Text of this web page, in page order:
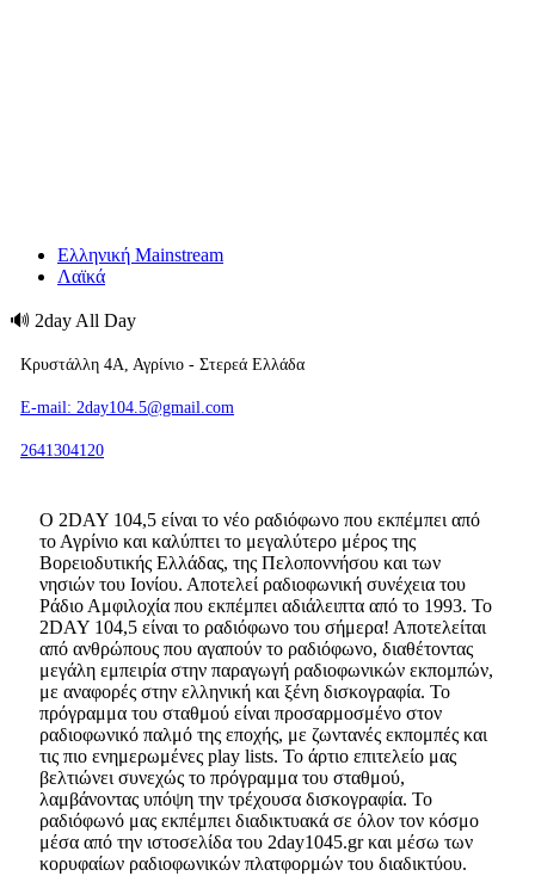
Ελληνική Mainstream
Λαϊκά
🔊 2day All Day
Κρυστάλλη 4Α, Αγρίνιο - Στερεά Ελλάδα
E-mail: 2day104.5@gmail.com
2641304120
Ο 2DAY 104,5 είναι το νέο ραδιόφωνο που εκπέμπει από
το Αγρίνιο και καλύπτει το μεγαλύτερο μέρος της
Βορειοδυτικής Ελλάδας, της Πελοποννήσου και των
νησιών του Ιονίου. Αποτελεί ραδιοφωνική συνέχεια του
Ράδιο Αμφιλοχία που εκπέμπει αδιάλειπτα από το 1993. Το
2DAY 104,5 είναι το ραδιόφωνο του σήμερα! Αποτελείται
από ανθρώπους που αγαπούν το ραδιόφωνο, διαθέτοντας
μεγάλη εμπειρία στην παραγωγή ραδιοφωνικών εκπομπών,
με αναφορές στην ελληνική και ξένη δισκογραφία. Το
πρόγραμμα του σταθμού είναι προσαρμοσμένο στον
ραδιοφωνικό παλμό της εποχής, με ζωντανές εκπομπές και
τις πιο ενημερωμένες play lists. Το άρτιο επιτελείο μας
βελτιώνει συνεχώς το πρόγραμμα του σταθμού,
λαμβάνοντας υπόψη την τρέχουσα δισκογραφία. Το
ραδιόφωνό μας εκπέμπει διαδικτυακά σε όλον τον κόσμο
μέσα από την ιστοσελίδα του 2day1045.gr και μέσω των
κορυφαίων ραδιοφωνικών πλατφορμών του διαδικτύου.